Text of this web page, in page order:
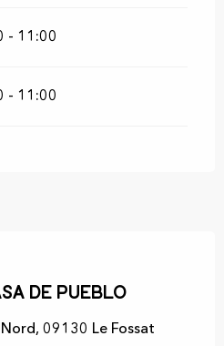
- 11:00
- 11:00
de pueblo
09130 Le Fossat